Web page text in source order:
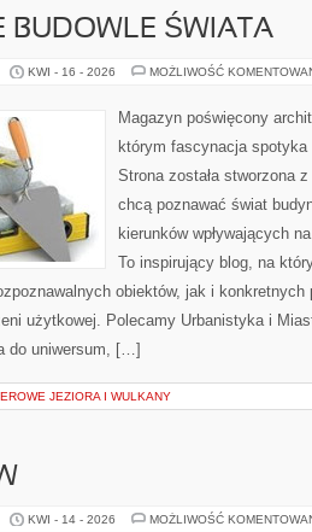
BUDOWLE ŚWIATA
KWI - 16 - 2026 MOŻLIWOŚĆ
Magazyn poświęcony
którym fascynacja
Strona została stworzona
chcą poznawać świat
kierunków wpływających
To inspirujący blog, na
obiektów, jak i konkretnych
użytkowej. Polecamy Urbanistyka i
do uniwersum, […]
JEZIORA I WULKANY
KWI - 14 - 2026 MOŻLIWOŚĆ